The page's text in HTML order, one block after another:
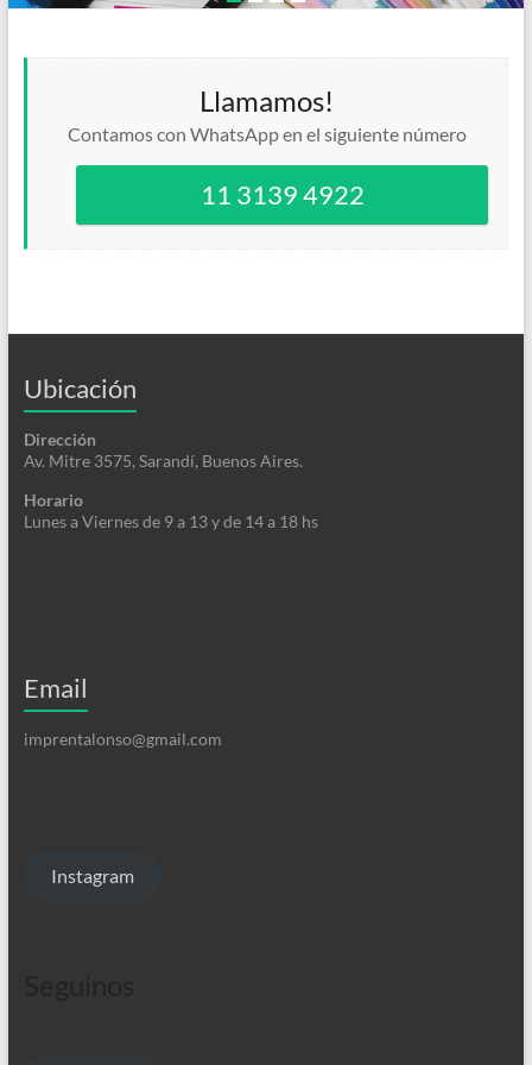
Llamamos!
Contamos con WhatsApp en el siguiente número
11 3139 4922
Ubicación
Dirección
Av. Mitre 3575, Sarandí, Buenos Aires.
Horario
Lunes a Viernes de 9 a 13 y de 14 a 18 hs
Email
imprentalonso@gmail.com
Instagram